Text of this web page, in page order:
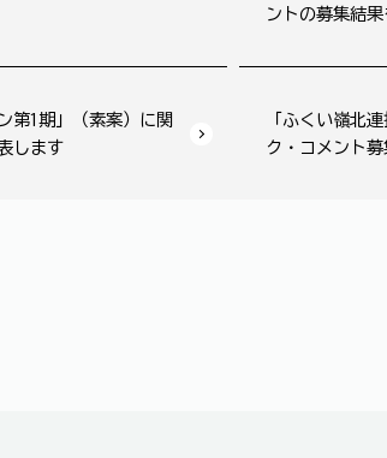
ントの募集結果
第1期」（素案）に関
します
「ふくい嶺北
ク・コメント